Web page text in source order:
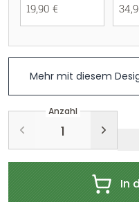
19,90 €
Mehr mit diesem
Anzahl
In